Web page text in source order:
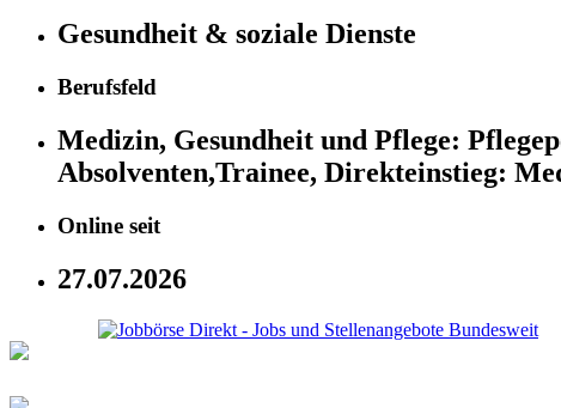
Gesundheit & soziale Dienste
Berufsfeld
Medizin, Gesundheit und Pflege:
Absolventen,Trainee, Direkteinstieg:
Online seit
27.07.2026